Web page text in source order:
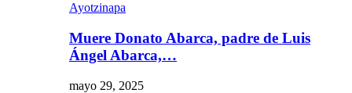
Ayotzinapa
Muere Donato Abarca, padre de Luis
Ángel Abarca,…
mayo 29, 2025